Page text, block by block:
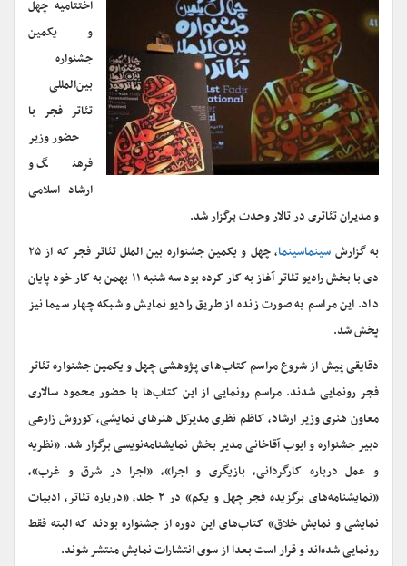
اختتامیه چهل
و یکمین
جشنواره
بین‌المللی
تئاتر فجر با
حضور وزیر
فرهنگ و
ارشاد اسلامی
و مدیران تئاتری در تالار وحدت برگزار شد.
به گزارش سینماسینما
، چهل و یکمین جشنواره بین الملل تئاتر فجر که از ۲۵
دی با بخش رادیو تئاتر آغاز به کار کرده بود سه شنبه ۱۱ بهمن به کار خود پایان
داد. این مراسم به صورت زنده از طریق رادیو نمایش و شبکه چهار سیما نیز
پخش شد.
دقایقی پیش از شروع مراسم کتاب‌های پژوهشی چهل و یکمین جشنواره تئاتر
فجر رونمایی شدند. مراسم رونمایی از این کتاب‌ها با حضور محمود سالاری
معاون هنری وزیر ارشاد، کاظم نظری مدیرکل هنرهای نمایشی، کوروش زارعی
دبیر جشنواره و ایوب آقاخانی مدیر بخش نمایشنامه‌نویسی برگزار شد. «نظریه
و عمل درباره کارگردانی، بازیگری و اجرا»، «اجرا در شرق و غرب»،
«نمایشنامه‌های برگزیده فجر چهل و یکم» در ۲ جلد، «درباره تئاتر، ادبیات
نمایشی و نمایش خلاق» کتاب‌های این دوره از جشنواره بودند که البته فقط
رونمایی شده‌اند و قرار است بعدا از سوی انتشارات نمایش منتشر شوند.